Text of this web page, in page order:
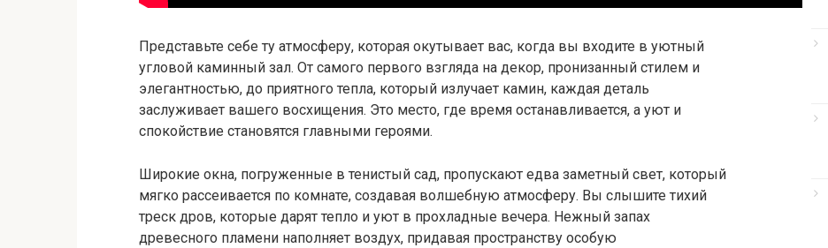
Представьте себе ту атмосферу, которая окутывает вас, когда вы входите в уютный
угловой каминный зал. От самого первого взгляда на декор, пронизанный стилем и
элегантностью, до приятного тепла, который излучает камин, каждая деталь
заслуживает вашего восхищения. Это место, где время останавливается, а уют и
спокойствие становятся главными героями.
Широкие окна, погруженные в тенистый сад, пропускают едва заметный свет, который
мягко рассеивается по комнате, создавая волшебную атмосферу. Вы слышите тихий
треск дров, которые дарят тепло и уют в прохладные вечера. Нежный запах
древесного пламени наполняет воздух, придавая пространству особую